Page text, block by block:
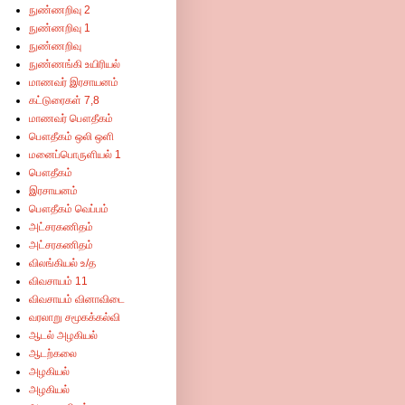
நுண்ணறிவு 2
நுண்ணறிவு 1
நுண்ணறிவு
நுண்ணங்கி உயிரியல்
மாணவர் இரசாயனம்
கட்டுரைகள் 7,8
மாணவர் பௌதீகம்
பௌதீகம் ஒலி ஒளி
மனைப்பொருளியல் 1
பௌதீகம்
இரசாயனம்
பௌதீகம் வெப்பம்
அட்சரகணிதம்
அட்சரகணிதம்
விலங்கியல் உ/த
விவசாயம் 11
விவசாயம் வினாவிடை
வரலாறு சமூகக்கல்வி
ஆடல் அழகியல்
ஆடற்கலை
அழகியல்
அழகியல்